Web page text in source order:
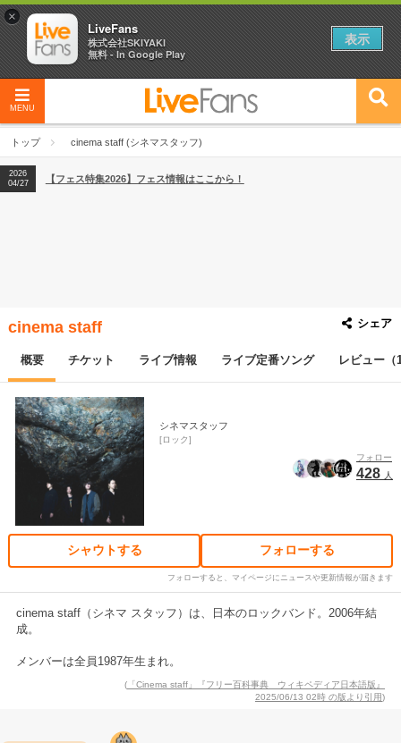
MENU
トップ cinema staff (シネマスタッフ)
2026
04/27
2026
【ライブ動員ランキング】2026年上半期編発表！
2026
04/27
【フェス特集2026】フェス情報はここから！
cinema staff シェア
概要 チケット ライブ情報 ライブ定番ソング レビュー（
シネマスタッフ
ロック
フォロー
428 人
シャウトする フォローする
フォローすると、マイページにニュースや更新情報が届きます
cinema staff（シネマ スタッフ）は、日本のロックバンド。2006年結
成。
メンバーは全員1987年生まれ。
( 「Cinema staff」『フリー百科事典 ウィキペディア日本語版』
2025/06/13 02時 の版より引用)
×
LiveFans
株式会社SKIYAKI
無料 - In Google Play
表示